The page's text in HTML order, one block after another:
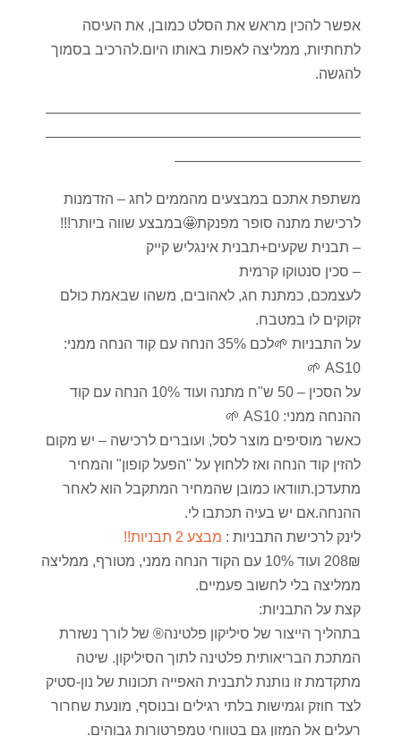
אפשר להכין מראש את הסלט כמובן, את העיסה
לתחתיות, ממליצה לאפות באותו היום.להרכיב בסמוך
להגשה.
——————————————————————
——————————————————————
—————————————
משתפת אתכם במבצעים מהממים לחג – הזדמנות
לרכישת מתנה סופר מפנקת🤩במבצע שווה ביותר!!!
– תבנית שקעים+תבנית אינגליש קייק
– סכין סנטוקו קרמית
לעצמכם, כמתנת חג, לאהובים, משהו שבאמת כולם
זקוקים לו במטבח.
על התבניות 🌱לכם 35% הנחה עם קוד הנחה ממני:
AS10 🌱
על הסכין – 50 ש"ח מתנה ועוד 10% הנחה עם קוד
ההנחה ממני: AS10 🌱
כאשר מוסיפים מוצר לסל, ועוברים לרכישה – יש מקום
להזין קוד הנחה ואז ללחוץ על "הפעל קופון" והמחיר
מתעדכן.תוודאו כמובן שהמחיר המתקבל הוא לאחר
ההנחה.אם יש בעיה תכתבו לי.
לינק לרכישת התבניות : מבצע 2 תבניות!!
208₪ ועוד 10% עם הקוד הנחה ממני, מטורף, ממליצה
ממליצה בלי לחשוב פעמיים.
קצת על התבניות:
בתהליך הייצור של סיליקון פלטינה® של לורך נשזרת
המתכת הבריאותית פלטינה לתוך הסיליקון. שיטה
מתקדמת זו נותנת לתבנית האפייה תכונות של נון-סטיק
לצד חוזק וגמישות בלתי רגילים ובנוסף, מונעת שחרור
רעלים אל המזון גם בטווחי טמפרטורות גבוהים.